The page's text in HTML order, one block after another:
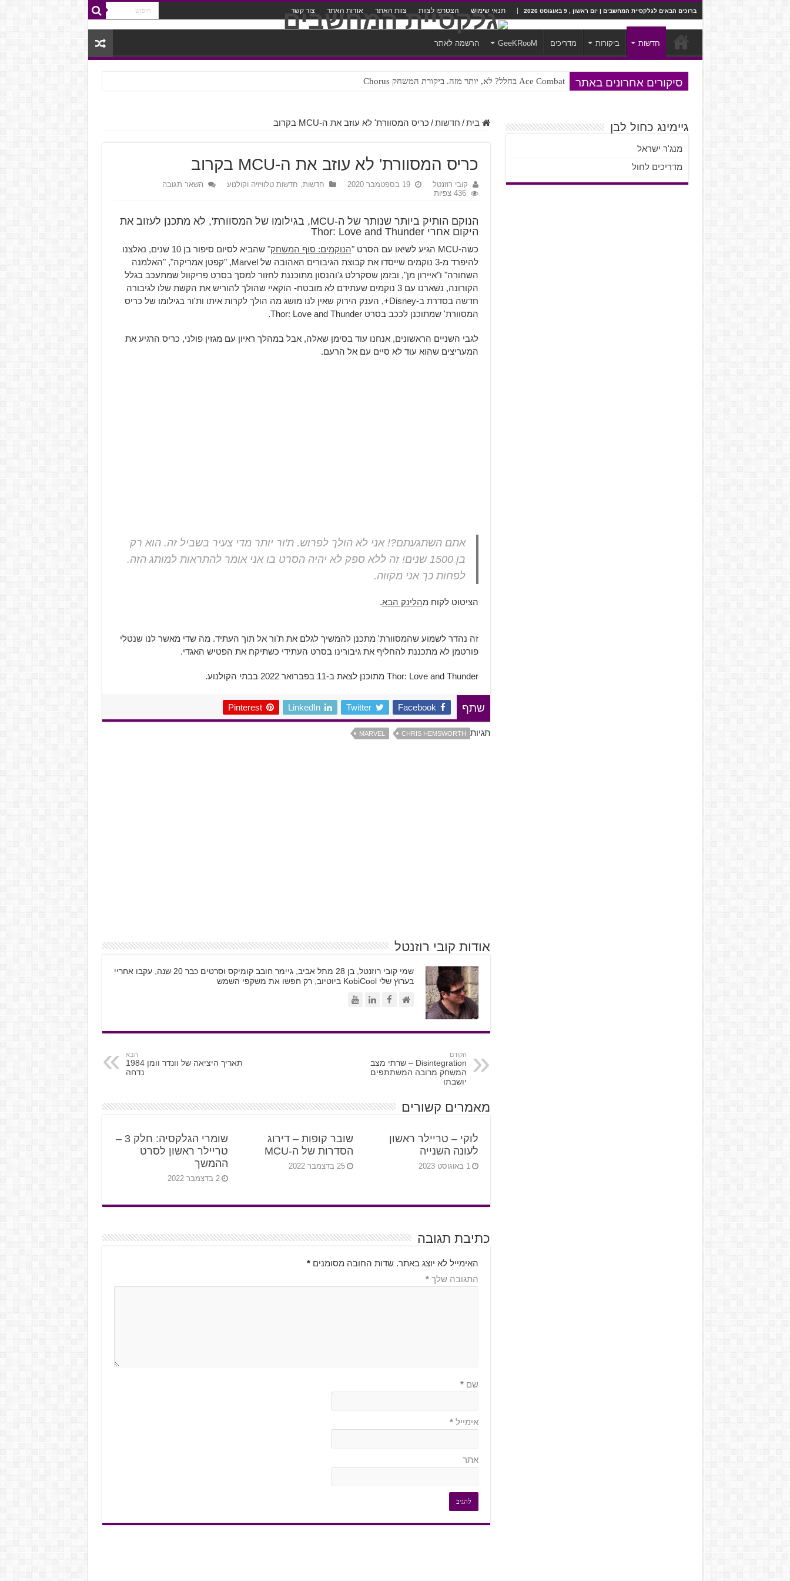
ברוכים הבאים לגלקסיית המחשבים | יום ראשון , 9 באוגוסט 2026 תנאי שימוש הצטרפו לצוות צוות האתר אודות האתר צור קשר
חדשות ביקורות מדריכים GeeKRooM הרשמה לאתר
סיקורים אחרונים באתר Ace Combat בחלל? לא, יותר מזה. ביקורת המשחק Chorus
Steven Universe והשירים שתורגמו בצורה נוראית לעברית
בית / חדשות / כריס המסוורת' לא עוזב את ה-MCU בקרוב
כריס המסוורת' לא עוזב את ה-MCU בקרוב
קובי רוזנטל 19 בספטמבר 2020 חדשות, חדשות טלוויזיה וקולנוע
השאר תגובה
436 צפיות
הנוקם הותיק ביותר שנותר של ה-MCU, בגילומו של המסוורת', לא מתכנן לעזוב את
היקום אחרי Thor: Love and Thunder
כשה-MCU הגיע לשיאו עם הסרט " הנוקמים: סוף המשחק
" שהביא לסיום סיפור בן 10 שנים, נאלצנו
להיפרד מ-3 נוקמים שייסדו את קבוצת הגיבורים האהובה של Marvel, "קפטן אמריקה", "האלמנה
השחורה" ו"איירון מן", ובזמן שסקרלט ג'והנסון מתוכננת לחזור למסך בסרט פריקוול שמתעכב בגלל
הקורונה, נשארנו עם 3 נוקמים שעתידם לא מובטח- הוקאיי שהולך להוריש את הקשת שלו לגיבורה
חדשה בסדרת ב-Disney+, הענק הירוק שאין לנו מושג מה הולך לקרות איתו ות'ור בגילומו של כריס
המסוורת' שמתוכנן לככב בסרט Thor: Love and Thunder.
לגבי השניים הראשונים, אנחנו עוד בסימן שאלה, אבל במהלך ראיון עם מגזין פולני, כריס הרגיע את
המעריצים שהוא עוד לא סיים עם אל הרעם.
אתם השתגעתם?! אני לא הולך לפרוש. ת'ור יותר מדי צעיר בשביל זה. הוא רק
בן 1500 שנים! זה ללא ספק לא יהיה הסרט בו אני אומר להתראות למותג הזה.
לפחות כך אני מקווה.
הציטוט לקוח מהלינק הבא.
זה נהדר לשמוע שהמסוורת' מתכנן להמשיך לגלם את ת'ור אל תוך העתיד. מה שדי מאשר לנו שנטלי
פורטמן לא מתכננת להחליף את גיבורינו בסרט העתידי כשתיקח את הפטיש האגדי.
Thor: Love and Thunder מתוכנן לצאת ב-11 בפברואר 2022 בבתי הקולנוע.
שתף Facebook
Twitter
LinkedIn
Pinterest
תגיות CHRIS HEMSWORTH
MARVEL
אודות קובי רוזנטל
שמי קובי רוזנטל, בן 28 מתל אביב, גיימר חובב קומיקס וסרטים כבר 20 שנה, עקבו אחריי
בערוץ שלי KobiCool ביוטיוב, רק חפשו את משקפי השמש
הקודם
Disintegration – שרתי מצב
המשחק מרובה המשתתפים
יושבתו
הבא
תאריך היציאה של וונדר וומן 1984
נדחה
מאמרים קשורים
לוקי – טריילר ראשון
לעונה השנייה
1 באוגוסט 2023
שובר קופות – דירוג
הסדרות של ה-MCU
25 בדצמבר 2022
שומרי הגלקסיה: חלק 3 –
טריילר ראשון לסרט
ההמשך
2 בדצמבר 2022
כתיבת תגובה
האימייל לא יוצג באתר. שדות החובה מסומנים*
התגובה שלך*
שם*
אימייל*
אתר
גיימינג כחול לבן
מנג'ר ישראל
מדריכים לחול